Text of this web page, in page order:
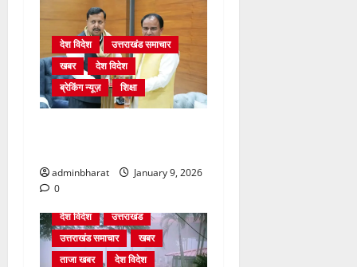
देश विदेश
उत्तराखंड समाचार
खबर
देश विदेश
ब्रेकिंग न्यूज़
शिक्षा
adminbharat
January 9, 2026
0
देश विदेश
उत्तराखंड
उत्तराखंड समाचार
खबर
ताजा खबर
देश विदेश